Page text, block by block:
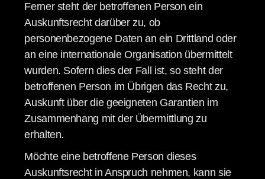
Ferner steht der betroffenen Person ein
Auskunftsrecht darüber zu, ob
personenbezogene Daten an ein Drittland oder
an eine internationale Organisation übermittelt
wurden. Sofern dies der Fall ist, so steht der
betroffenen Person im Übrigen das Recht zu,
Auskunft über die geeigneten Garantien im
Zusammenhang mit der Übermittlung zu
erhalten.
Möchte eine betroffene Person dieses
Auskunftsrecht in Anspruch nehmen, kann sie